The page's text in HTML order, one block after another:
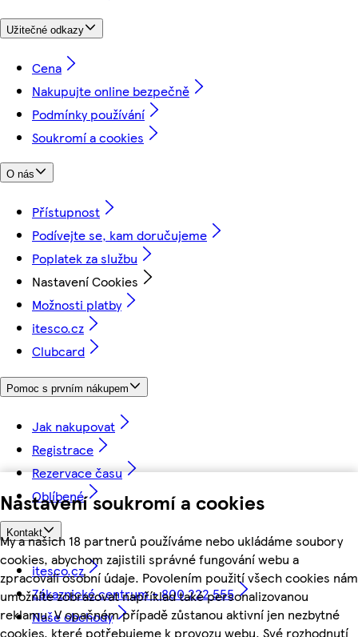
Nastavení soukromí a cookies
My a našich 18 partnerů používáme nebo ukládáme soubory
cookies, abychom zajistili správné fungování webu a
zpracovali osobní údaje. Povolením použití všech cookies nám
umožníte zobrazovat například také personalizovanou
reklamu. V opačném případě zůstanou aktivní jen nezbytné
cookies, které potřebujeme k provozu webu. Své rozhodnutí
Užitečné odkazy
Cena
Nakupujte online bezpečně
Podmínky používání
Soukromí a cookies
O nás
Přístupnost
Podívejte se, kam doručujeme
Poplatek za službu
Nastavení Cookies
Možnosti platby
itesco.cz
Clubcard
Pomoc s prvním nákupem
Jak nakupovat
Registrace
Rezervace času
Oblíbené
Kontakt
itesco.cz
Zákaznické centrum - 800 222 555
Naše obchody